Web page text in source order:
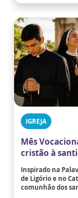
IGREJA
Mês
cristão à
Inspirado na
de Ligório e no
comunhão dos